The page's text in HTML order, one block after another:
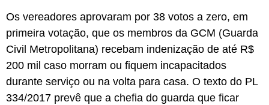
Os vereadores aprovaram por 38 votos a zero, em
primeira votação, que os membros da GCM (Guarda
Civil Metropolitana) recebam indenização de até R$
200 mil caso morram ou fiquem incapacitados
durante serviço ou na volta para casa. O texto do PL
334/2017 prevê que a chefia do guarda que ficar